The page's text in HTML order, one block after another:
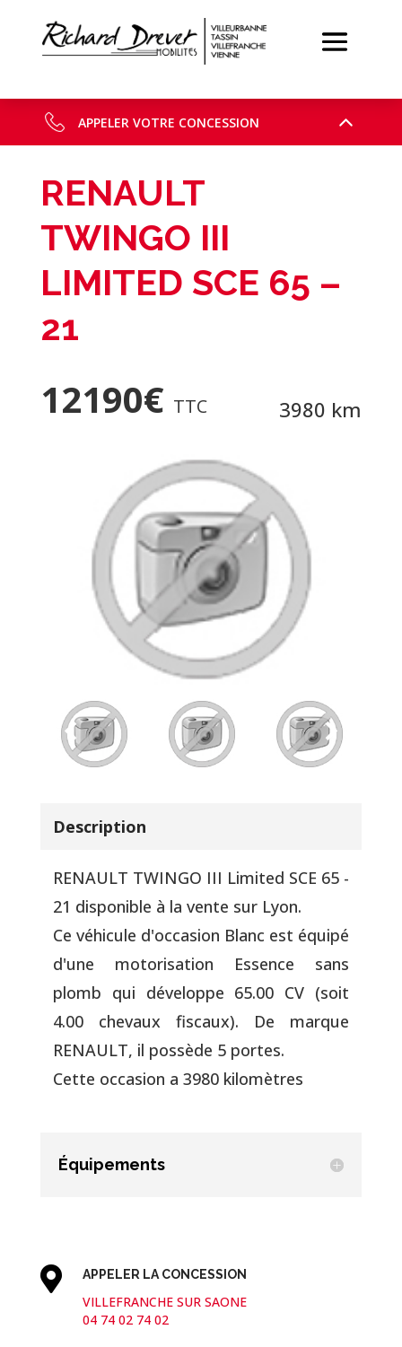
APPELER VOTRE CONCESSION
RENAULT
TWINGO III
LIMITED SCE 65 –
21
12190€ TTC 3980 km
Description
RENAULT TWINGO III Limited SCE 65 -
21 disponible à la vente sur Lyon.
Ce véhicule d'occasion Blanc est équipé
d'une motorisation Essence sans
plomb qui développe 65.00 CV (soit
4.00 chevaux fiscaux). De marque
RENAULT, il possède 5 portes.
Cette occasion a 3980 kilomètres
Équipements
 APPELER LA CONCESSION
VILLEFRANCHE SUR SAONE
04 74 02 74 02